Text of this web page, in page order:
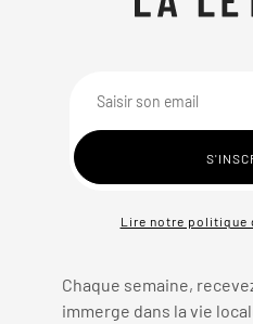
Lire notre politique
Chaque semaine,
immerge dans la vie